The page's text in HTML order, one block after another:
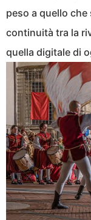
peso a quello
continuità tra la
quella digitale di